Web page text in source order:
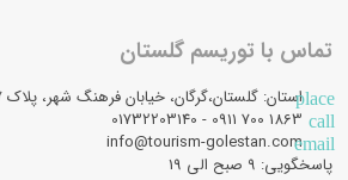
تماس با توریسم گلستان
placeاستان: گلستان،گرگان، خیابان فرهنگ شهر، پلاک 17، طبقه: همکف،
call
email
info@tourism-golestan.com
پاسخگویی: ۹ صبح الی 19